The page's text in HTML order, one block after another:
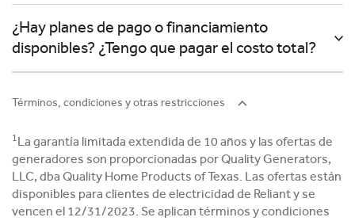
¿Hay planes de pago o financiamiento
disponibles? ¿Tengo que pagar el costo total?
Términos, condiciones y otras restricciones
1 La garantía limitada extendida de 10 años y las ofertas de
generadores son proporcionadas por Quality Generators,
LLC, dba Quality Home Products of Texas. Las ofertas están
disponibles para clientes de electricidad de Reliant y se
vencen el 12/31/2023. Se aplican términos y condiciones